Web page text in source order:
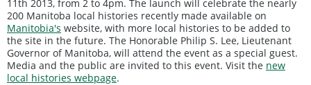
11th 2013, from 2 to 4pm. The launch will celebrate the nearly
200 Manitoba local histories recently made available on
Manitobia's website, with more local histories to be added to
the site in the future. The Honorable Philip S. Lee, Lieutenant
Governor of Manitoba, will attend the event as a special guest.
Media and the public are invited to this event. Visit the new
local histories webpage.